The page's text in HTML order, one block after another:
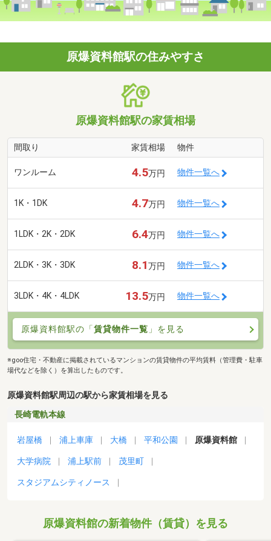
原爆資料館駅の住みやすさ
原爆資料館駅の家賃相場
間取り 家賃相場 物件
ワンルーム 4.5万円 物件一覧へ
1K・1DK 4.7万円 物件一覧へ
1LDK・2K・2DK 6.4万円 物件一覧へ
2LDK・3K・3DK 8.1万円 物件一覧へ
3LDK・4K・4LDK 13.5万円 物件一覧へ
原爆資料館駅の「賃貸物件一覧 」を見る
※goo住宅・不動産に掲載されているマンションの賃貸物件の平均賃料（管理費・駐車
場代などを除く）を算出したものです。
原爆資料館駅周辺の駅から家賃相場を見る
長崎電軌本線
岩屋橋 浦上車庫 大橋 平和公園 原爆資料館
大学病院 浦上駅前 茂里町
スタジアムシティノース
原爆資料館の新着物件（賃貸）を見る